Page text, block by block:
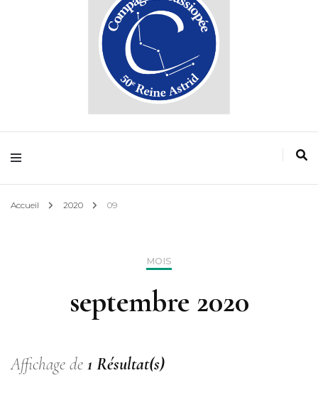
Cassiopée
50ème Unité Reine Astrid
Accueil 2020 09
MOIS
septembre 2020
Affichage de 1 Résultat(s)